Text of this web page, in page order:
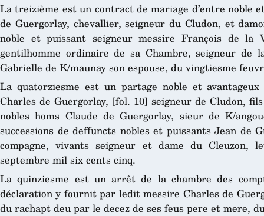
La treizième est un contract de mariage d’entre noble
de Guergorlay, chevallier, seigneur du Cludon, et
noble et puissant seigneur messire François de la
gentilhomme ordinaire de sa Chambre, seigneur de
Gabrielle de K/maunay son espouse, du vingtiesme
La quatorziesme est un partage noble et
Charles de Guergorlay, [fol. 10] seigneur de Cludon,
nobles homs Claude de Guergorlay, sieur de K/
successions de deffuncts nobles et puissants Jean de
compagne, vivants seigneur et dame du Cleuzon,
septembre mil six cents cinq.
La quinziesme est un arrêt de la chambre des
déclaration y fournit par ledit messire Charles de
du rachapt deu par le decez de ses feus pere et mere,